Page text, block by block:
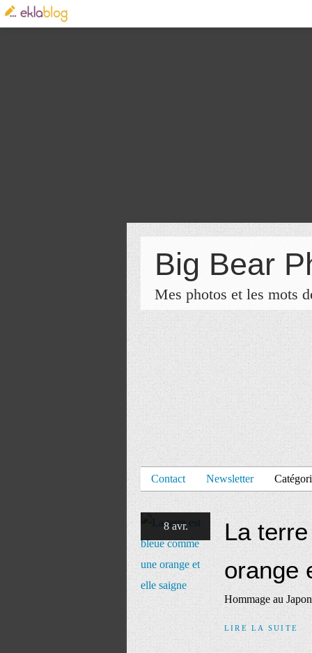
Big Bear
Mes photos et les mots
Contact Newsletter
8 avr.
La
orange
Hommage au Japon
LIRE LA SUITE